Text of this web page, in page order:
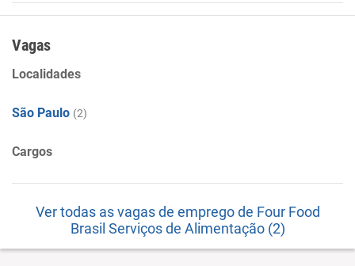
Vagas
Localidades
São Paulo (2)
Cargos
Ver todas as vagas de emprego de Four Food
Brasil Serviços de Alimentação (2)